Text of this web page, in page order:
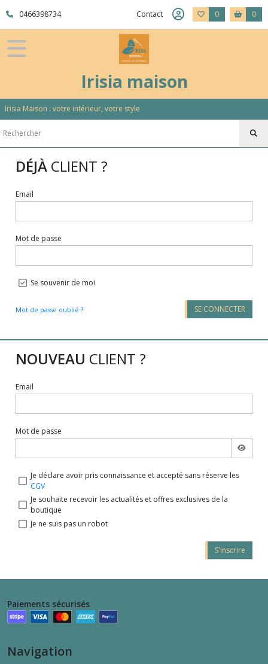
0466398734 Contact 0 0
Irisia maison
Irisia Maison : votre intérieur, votre style
DÉJÀ CLIENT ?
Email
Mot de passe
Se souvenir de moi
Mot de passe oublié ? SE CONNECTER
NOUVEAU CLIENT ?
Email
Mot de passe
Je déclare avoir pris connaissance et accepté sans réserve les
CGV
Je souhaite recevoir les actualités et offres exclusives de la
boutique
Je ne suis pas un robot
S'inscrire
Paiements sécurisés
Navigation